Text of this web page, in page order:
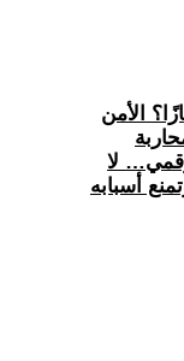
الأمن
لا
أسبابه